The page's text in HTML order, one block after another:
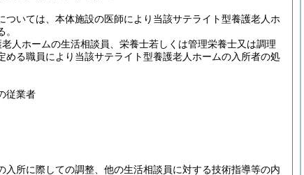
いては、本体施設の医師により当該サテライト型養護老人ホ
人ホームの生活相談員、栄養士若しくは管理栄養士又は調理
める職員により当該サテライト型養護老人ホームの入所者の処
従業者
所に際しての調整、他の生活相談員に対する技術指導等の内